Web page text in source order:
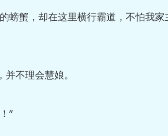
蟹，却在这里横行霸道，不怕我家
不理会慧娘。
”